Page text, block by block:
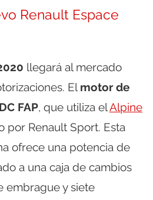
Renault Espace
llegará al mercado
El motor de
FAP, que utiliza elAlpine
por Renault Sport. Esta
ofrece una potencia de
a una caja de cambios
embrague y siete